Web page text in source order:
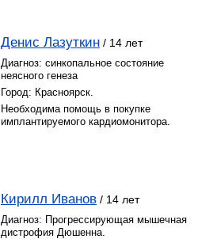
Денис Лазуткин / 14 лет
Диагноз: синкопальное состояние
неясного генеза
Город: Красноярск.
Необходима помощь в покупке
имплантируемого кардиомонитора.
Кирилл Иванов / 14 лет
Диагноз: Прогрессирующая мышечная
дистрофия Дюшенна.